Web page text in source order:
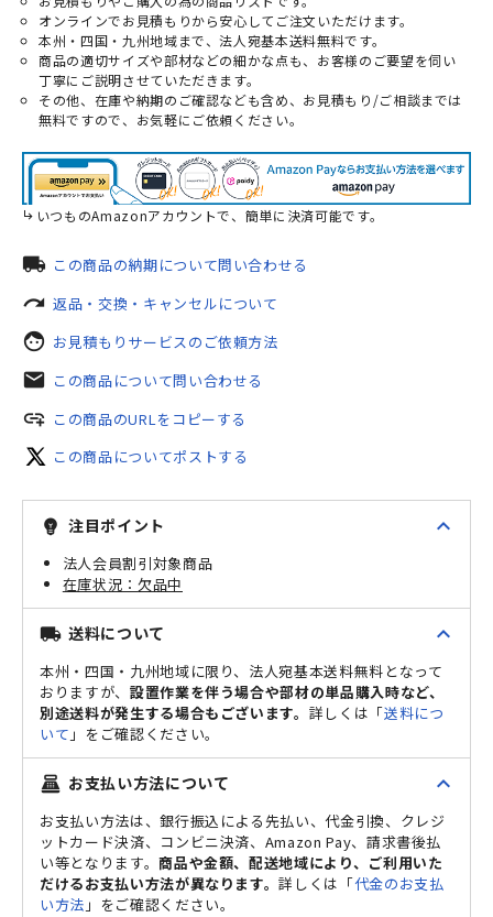
オンラインでお見積もりから安心してご注文いただけます。
本州・四国・九州地域まで、法人宛基本送料無料です。
商品の適切サイズや部材などの細かな点も、お客様のご要望を伺い
丁寧にご説明させていただきます。
その他、在庫や納期のご確認なども含め、お見積もり/ご相談までは
無料ですので、お気軽にご依頼ください。
いつものAmazonアカウントで、簡単に決済可能です。
local_shipping この商品の納期について問い合わせる
redo 返品・交換・キャンセルについて
face お見積もりサービスのご依頼方法
mail この商品について問い合わせる
add_link この商品のURLをコピーする
この商品についてポストする
emoji_objects 注目ポイント expand_less
法人会員割引対象商品
欠品中
local_shipping 送料について expand_less
本州・四国・九州地域に限り、法人宛基本送料無料となって
おりますが、 設置作業を伴う場合や部材の単品購入時など、
別途送料が発生する場合もございます。 詳しくは「送料につ
いて 」をご確認ください。
point_of_sale お支払い方法について expand_less
お支払い方法は、銀行振込による先払い、代金引換、クレジ
ットカード決済、コンビニ決済、Amazon Pay、請求書後払
い等となります。商品や金額、配送地域により、ご利用いた
だけるお支払い方法が異なります。詳しくは「代金のお支払
い方法 」をご確認ください。